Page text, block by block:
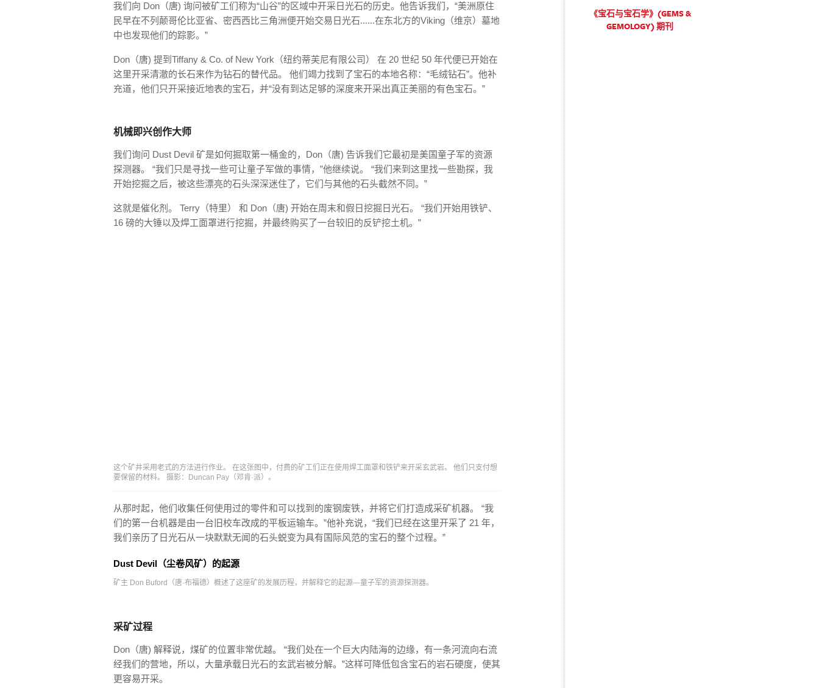
我们向 Don（唐) 询问被矿工们称为“山谷”的区域中开采日光石的历史。他告诉我们，“美洲原住
民早在不列颠哥伦比亚省、密西西比三角洲便开始交易日光石......在东北方的Viking（维京）墓地
中也发现他们的踪影。”
Don（唐) 提到Tiffany & Co. of New York（纽约蒂芙尼有限公司） 在 20 世纪 50 年代便已开始在
这里开采清澈的长石来作为钻石的替代品。 他们竭力找到了宝石的本地名称：“毛绒钻石”。他补
充道，他们只开采接近地表的宝石，并“没有到达足够的深度来开采出真正美丽的有色宝石。”
机械即兴创作大师
我们询问 Dust Devil 矿是如何掘取第一桶金的，Don（唐) 告诉我们它最初是美国童子军的资源
探测器。 “我们只是寻找一些可让童子军做的事情，”他继续说。 “我们来到这里找一些勘探，我
开始挖掘之后，被这些漂亮的石头深深迷住了，它们与其他的石头截然不同。”
这就是催化剂。 Terry（特里） 和 Don（唐) 开始在周末和假日挖掘日光石。 “我们开始用铁铲、
16 磅的大锤以及焊工面罩进行挖掘，并最终购买了一台较旧的反铲挖土机。”
这个矿井采用老式的方法进行作业。 在这张图中，付费的矿工们正在使用焊工面罩和铁铲来开采玄武岩。 他们只支付想
要保留的材料。 摄影：Duncan Pay（邓肯·派）。
从那时起，他们收集任何使用过的零件和可以找到的废钢废铁，并将它们打造成采矿机器。 “我
们的第一台机器是由一台旧校车改成的平板运输车。”他补充说，“我们已经在这里开采了 21 年，
我们亲历了日光石从一块默默无闻的石头蜕变为具有国际风范的宝石的整个过程。”
Dust Devil（尘卷风矿）的起源
矿主 Don Buford（唐·布福德）概述了这座矿的发展历程，并解释它的起源—童子军的资源探测器。
采矿过程
Don（唐) 解释说，煤矿的位置非常优越。 “我们处在一个巨大内陆海的边缘，有一条河流向右流
经我们的营地，所以，大量承载日光石的玄武岩被分解。”这样可降低包含宝石的岩石硬度，使其
更容易开采。
《宝石与宝石学》(GEMS &
GEMOLOGY) 期刊